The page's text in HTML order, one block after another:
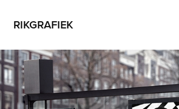
RIKGRAFIEK